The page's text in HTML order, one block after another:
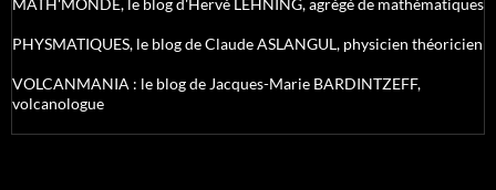
MATH'MONDE, le blog d'Hervé LEHNING, agrégé de mathématiques
PHYSMATIQUES, le blog de Claude ASLANGUL, physicien théoricien
VOLCANMANIA : le blog de Jacques-Marie BARDINTZEFF,
volcanologue